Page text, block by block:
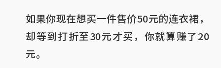
如果你现在想买一件售价50元的连衣裙，
却等到打折至30元才买，你就算赚了20
元。